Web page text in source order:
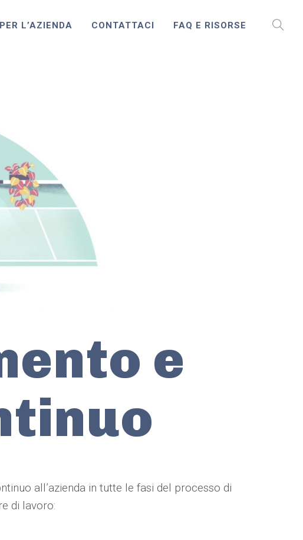
L’AZIENDA CONTATTACI FAQ E RISORSE
e
all’azienda in tutte le fasi del processo di
di lavoro: